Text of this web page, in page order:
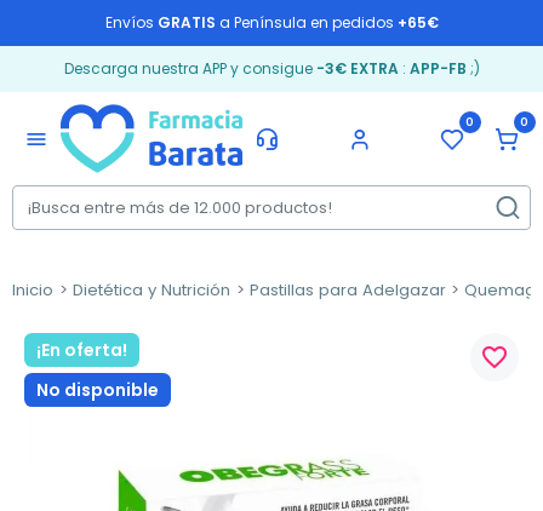
Envíos GRATIS a Península en pedidos +65€
Descarga nuestra APP y consigue -3€ EXTRA: APP-FB ;)
menu
0 0
Inicio Dietética y Nutrición Pastillas para Adelgazar
¡En oferta!
No disponible
favorite_border